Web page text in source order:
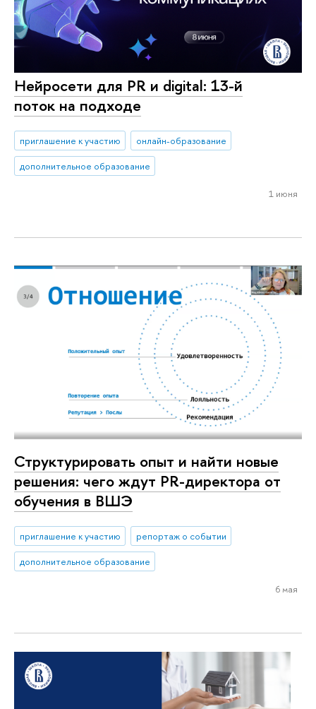
Нейросети для PR и digital: 13-й
поток на подходе
приглашение к участию
онлайн-образование
дополнительное образование
1 июня
Структурировать опыт и найти новые
решения: чего ждут PR-директора от
обучения в ВШЭ
приглашение к участию
репортаж о событии
дополнительное образование
6 мая